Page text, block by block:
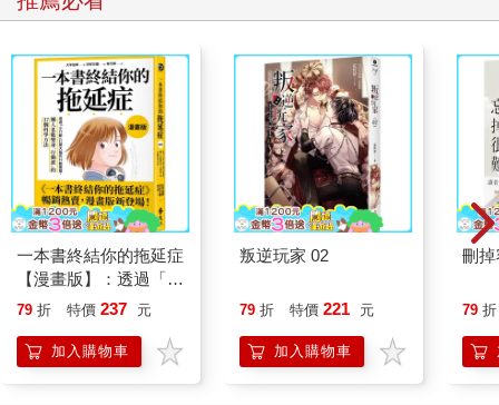
一本書終結你的拖延症
【漫畫版】：透過「小
行動」打開大腦的行動
「行動派」的37個科
學方法
79 折 特價 237 元
加入購物車
叛逆玩家 02
79 折 特價 221 元
加入購物車
刪
79 折